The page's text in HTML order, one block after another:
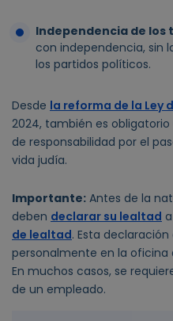
Independencia de los
con independencia, sin
los partidos políticos.
Desde la reforma de la Ley
2024, también es
de responsabilidad por el
vida judía.
Importante: Antes de la
deben declarar su lealtad
de lealtad. Esta
personalmente en la
En muchos casos, se
de un empleado.